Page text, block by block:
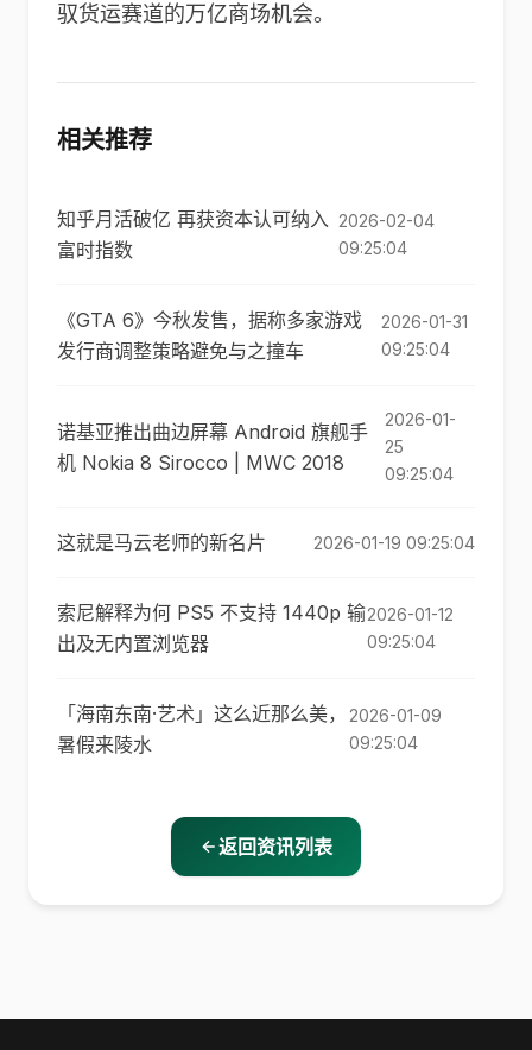
驭货运赛道的万亿商场机会。
相关推荐
知乎月活破亿 再获资本认可纳入
富时指数
2026-02-04
09:25:04
《GTA 6》今秋发售，据称多家游戏
发行商调整策略避免与之撞车
2026-01-31
09:25:04
诺基亚推出曲边屏幕 Android 旗舰手
机 Nokia 8 Sirocco | MWC 2018
2026-01-
25
09:25:04
这就是马云老师的新名片 2026-01-19 09:25:04
索尼解释为何 PS5 不支持 1440p 输
出及无内置浏览器
2026-01-12
09:25:04
「海南东南·艺术」这么近那么美，
暑假来陵水
2026-01-09
09:25:04
返回资讯列表